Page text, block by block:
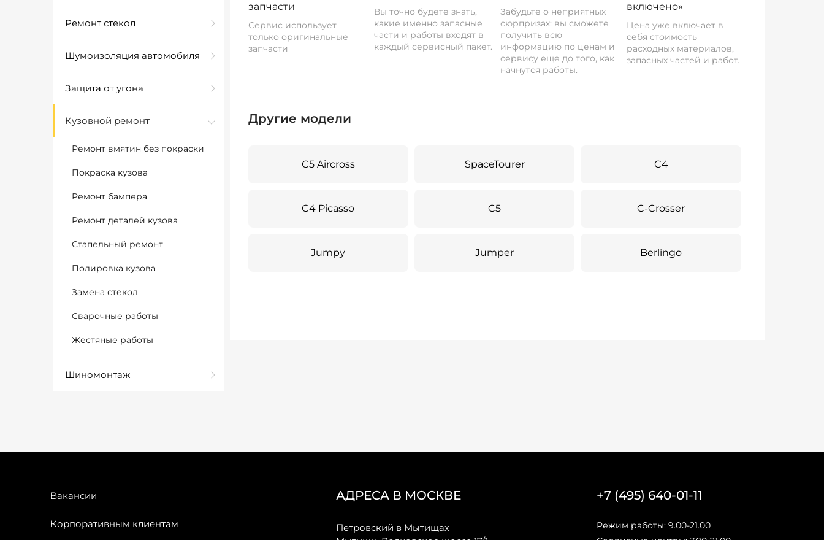
Ремонт стекол
Шумоизоляция автомобиля
Защита от угона
Кузовной ремонт
Ремонт вмятин без покраски
Покраска кузова
Ремонт бампера
Ремонт деталей кузова
Стапельный ремонт
Полировка кузова
Замена стекол
Сварочные работы
Жестяные работы
Шиномонтаж
запчасти
Сервис использует
только оригинальные
запчасти
Вы точно будете знать,
какие именно запасные
части и работы входят в
каждый сервисный пакет.
Забудьте о неприятных
сюрпризах: вы сможете
получить всю
информацию по ценам и
сервису еще до того, как
начнутся работы.
включено»
Цена уже включает в
себя стоимость
расходных материалов,
запасных частей и работ.
Другие модели
C5 Aircross SpaceTourer C4
C4 Picasso C5 C-Crosser
Jumpy Jumper Berlingo
Вакансии
Корпоративным клиентам
АДРЕСА В МОСКВЕ
Петровский в Мытищах
+7 (495) 640-01-11
Режим работы: 9.00-21.00